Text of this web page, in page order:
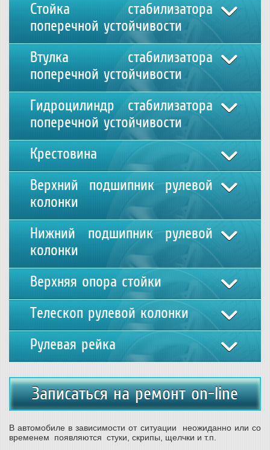
Стойка стабилизатора
поперечной устойчивости
Втулка стабилизатора
поперечной устойчивости
Гидроцилиндр стабилизатора
поперечной устойчивости
Крестовина
Верхний подшипник рулевой
колонки
Нижний подшипник рулевой
колонки
Верхняя опора стойки
Телескоп рулевой колонки
Рулевая рейка
Записаться на ремонт on-line
В автомобиле в зависимости от ситуации неожиданно или со
временем появляются стуки, скрипы, щелчки и т.п.